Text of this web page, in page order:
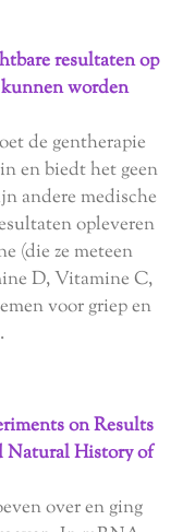
resultaten op
worden
de gentherapie
en biedt het geen
andere medische
opleveren
(die ze meteen
D, Vitamine C,
voor griep en
on Results
Natural History of
over en ging